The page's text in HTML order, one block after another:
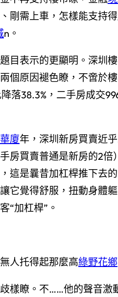
剛需上車，怎樣能支持
n。
目表示的更顯明。深圳
個原因褪色瞭，不啻於
落38.3%，二手房成交
廈年，深圳新房買賣近
房買賣普通是新房的2
這是曩昔加杠桿推下去
它覺得舒服，扭動身體
“加杠桿”。
人托得起那麼高綠野花鄉
樣瞭。不……他的聲音激